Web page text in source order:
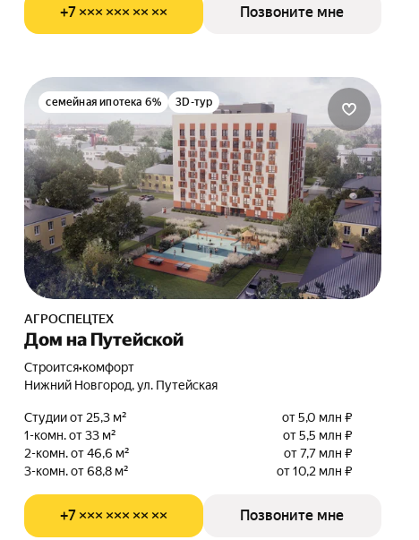
+7 ××× ××× ×× ×× Позвоните мне
семейная ипотека 6% 3D-тур
АГРОСПЕЦТЕХ
Дом на Путейской
Строится•комфорт
Нижний Новгород, ул. Путейская
Студии от 25,3 м²
от 5,0 млн ₽
1-комн. от 33 м²
от 5,5 млн ₽
2-комн. от 46,6 м²
от 7,7 млн ₽
3-комн. от 68,8 м²
от 10,2 млн ₽
+7 ××× ××× ×× ×× Позвоните мне